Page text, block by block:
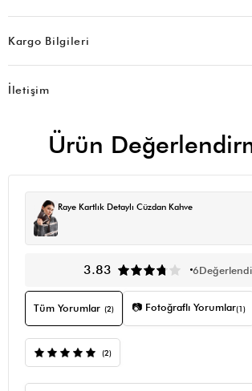
Kargo Bilgileri
İletişim
Ürün
Raye Kartlık Detaylı Cüzdan Kahve
3.83 6
Tüm Yorumlar (2) 📷 Fotoğraflı Yorumlar(1)
(2)